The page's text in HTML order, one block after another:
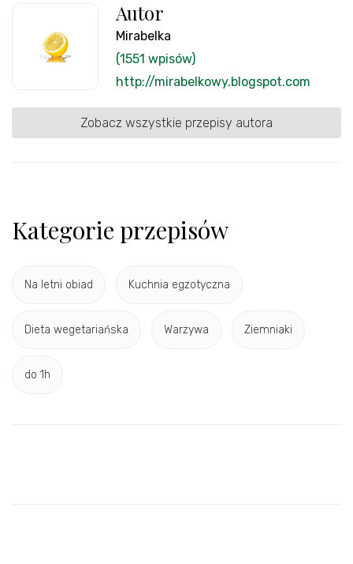
Autor
Mirabelka
(1551 wpisów)
http://mirabelkowy.blogspot.com
Zobacz wszystkie przepisy autora
Kategorie przepisów
Na letni obiad Kuchnia egzotyczna
Dieta wegetariańska Warzywa Ziemniaki
do 1h